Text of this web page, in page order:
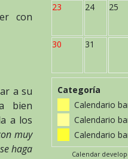
con
a su
bien
a los
muy
haga
23 24 25
30 31
Categoría
Calendario
Calendario
Calendario
Calendar